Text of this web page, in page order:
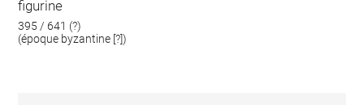
figurine
395 / 641 (?)
(époque byzantine [?])